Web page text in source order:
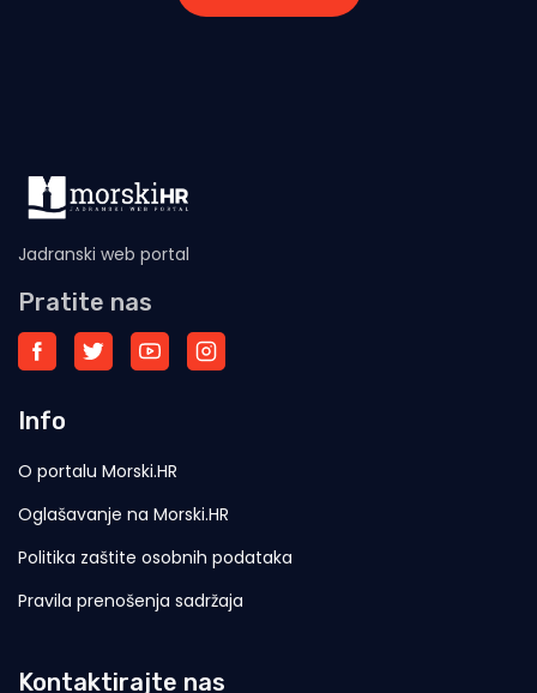
Jadranski web portal
Pratite nas
Info
O portalu Morski.HR
Oglašavanje na Morski.HR
Politika zaštite osobnih podataka
Pravila prenošenja sadržaja
Kontaktirajte nas